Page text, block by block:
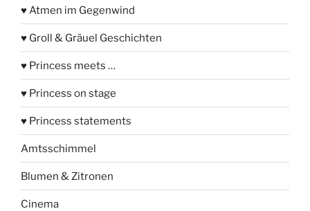
♥ Atmen im Gegenwind
♥ Groll & Gräuel Geschichten
♥ Princess meets …
♥ Princess on stage
♥ Princess statements
Amtsschimmel
Blumen & Zitronen
Cinema